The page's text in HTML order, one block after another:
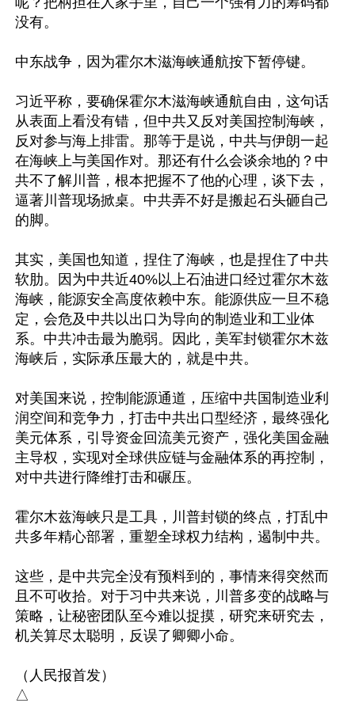
没有。
中东战争，因为霍尔木滋海峡通航按下暂停键。
习近平称，要确保霍尔木滋海峡通航自由，这句话
从表面上看没有错，但中共又反对美国控制海峡，
反对参与海上排雷。那等于是说，中共与伊朗一起
在海峡上与美国作对。那还有什么会谈余地的？中
共不了解川普，根本把握不了他的心理，谈下去，
逼著川普现场掀桌。中共弄不好是搬起石头砸自己
的脚。
其实，美国也知道，捏住了海峡，也是捏住了中共
软肋。因为中共近40%以上石油进口经过霍尔木兹
海峡，能源安全高度依赖中东。能源供应一旦不稳
定，会危及中共以出口为导向的制造业和工业体
系。中共冲击最为脆弱。因此，美军封锁霍尔木兹
海峡后，实际承压最大的，就是中共。
对美国来说，控制能源通道，压缩中共国制造业利
润空间和竞争力，打击中共出口型经济，最终强化
美元体系，引导资金回流美元资产，强化美国金融
主导权，实现对全球供应链与金融体系的再控制，
对中共进行降维打击和碾压。
霍尔木兹海峡只是工具，川普封锁的终点，打乱中
共多年精心部署，重塑全球权力结构，遏制中共。
这些，是中共完全没有预料到的，事情来得突然而
且不可收拾。对于习中共来说，川普多变的战略与
策略，让秘密团队至今难以捉摸，研究来研究去，
机关算尽太聪明，反误了卿卿小命。
（人民报首发）